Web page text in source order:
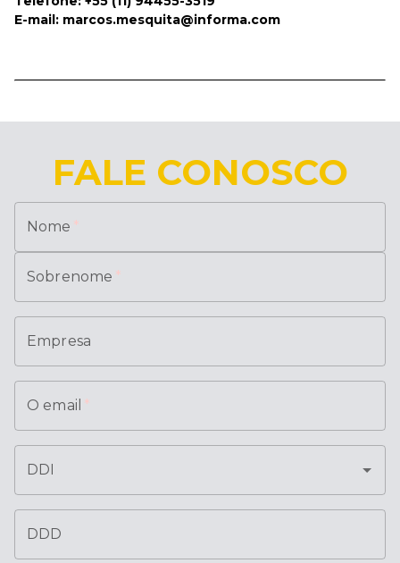
E-mail: marcos.mesquita@informa.com
FALE CONOSCO
Nome *
Sobrenome *
Empresa
O email *
DDI
DDD